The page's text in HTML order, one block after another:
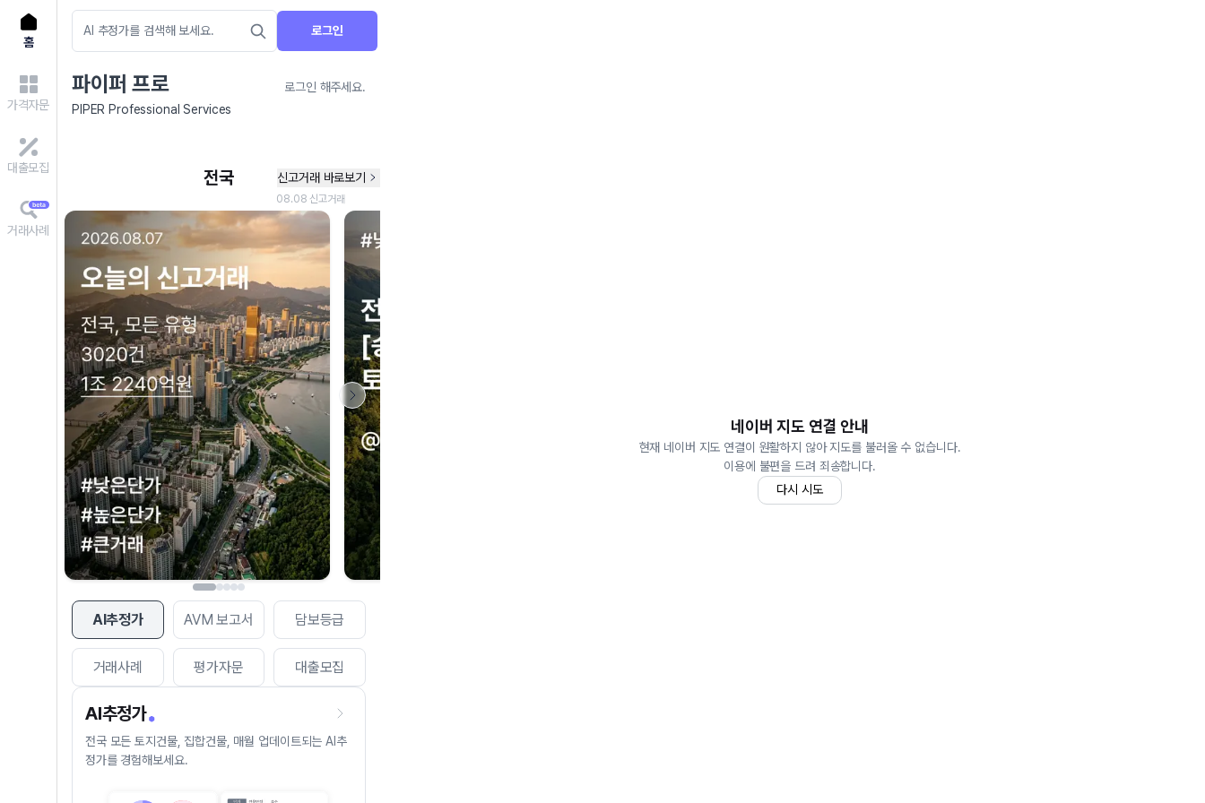
홈
가격자문
대출모집
거래사례
로그인
파이퍼 프로
로그인 해주세요.
PIPER Professional Services
AI추정가 AVM 보고서 담보등급
거래사례 평가자문 대출모집
AI추정가
전국 모든 토지건물, 집합건물, 매월 업데이트되는 AI추
정가를 경험해보세요.
네이버 지도 연결 안내
현재 네이버 지도 연결이 원활하지 않아 지도를 불러올 수 없습니다.
이용에 불편을 드려 죄송합니다.
다시 시도